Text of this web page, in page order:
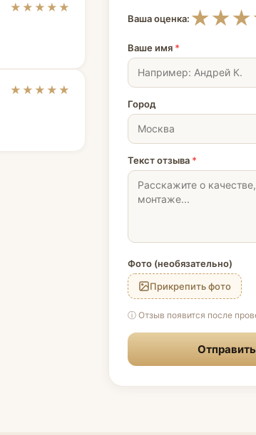
★★★★★
★★★★★
Ваша оценка: ★
★
★
Ваше имя *
Город
Текст отзыва *
Фото (необязательно)
Прикрепить фото
ⓘ Отзыв появится после